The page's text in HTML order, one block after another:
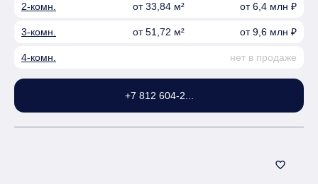
2-комн. от 33,84 м² от 6,4 млн ₽
3-комн. от 51,72 м² от 9,6 млн ₽
4-комн. нет в продаже
+7 812 604-2...
favorite_border